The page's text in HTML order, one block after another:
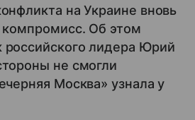
на Украине вновь
компромисс. Об этом
лидера Юрий
не смогли
Москва» узнала у